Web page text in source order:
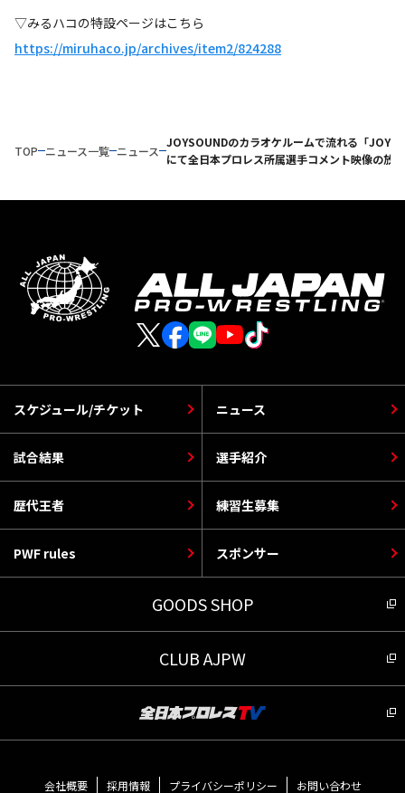
▽みるハコの特設ページはこちら
https://miruhaco.jp/archives/item2/824288
TOP ニュース一覧 ニュース
JOYSOUNDのカラオケルームで流れる「
にて全日本プロレス所属選手コメント映像の放
スケジュール/チケット
選手紹介
PWF rules
ニュース
歴代王者
スポンサー
試合結果
練習生募集
GOODS SHOP
CLUB AJPW
会社概要 採用情報 プライバシーポリシー お問い合わせ